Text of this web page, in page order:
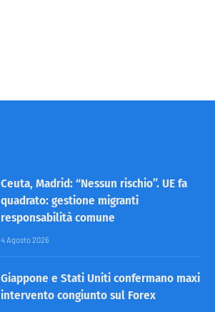
Ceuta, Madrid: “Nessun rischio”. UE fa
quadrato: gestione migranti
responsabilità comune
4 Agosto 2026
Giappone e Stati Uniti confermano maxi
intervento congiunto sul Forex